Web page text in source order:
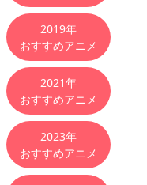
2019年
おすすめアニメ
2021年
おすすめアニメ
2023年
おすすめアニメ